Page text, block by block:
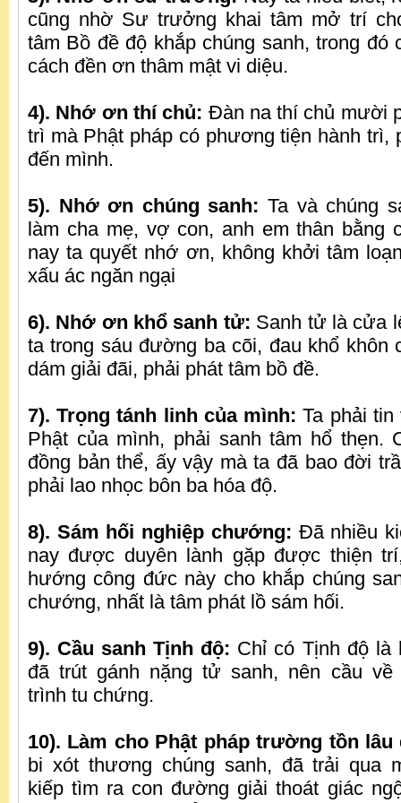
cũng nhờ Sư trưởng khai tâm mở trí
tâm Bồ đề độ khắp chúng sanh, trong
cách đền ơn thâm mật vi diệu.
4). Nhớ ơn thí chủ: Đàn na thí chủ mười
trì mà Phật pháp có phương tiện hành trì,
đến mình.
5). Nhớ ơn chúng sanh: Ta và chúng
làm cha mẹ, vợ con, anh em thân bằng
nay ta quyết nhớ ơn, không khởi tâm
xấu ác ngăn ngại
6). Nhớ ơn khổ sanh tử: Sanh tử là cửa
ta trong sáu đường ba cõi, đau khổ khôn
dám giải đãi, phải phát tâm bồ đề.
7). Trọng tánh linh của mình:Ta phải tin
Phật của mình, phải sanh tâm hổ thẹn.
đồng bản thể, ấy vậy mà ta đã bao đời
phải lao nhọc bôn ba hóa độ.
8). Sám hối nghiệp chướng: Đã nhiều
nay được duyên lành gặp được thiện
hướng công đức này cho khắp chúng
chướng, nhất là tâm phát lồ sám hối.
9). Cầu sanh Tịnh độ: Chỉ có Tịnh độ là
đã trút gánh nặng tử sanh, nên cầu
trình tu chứng.
10). Làm cho Phật pháp trường tồn
bi xót thương chúng sanh, đã trải qua
kiếp tìm ra con đường giải thoát giác